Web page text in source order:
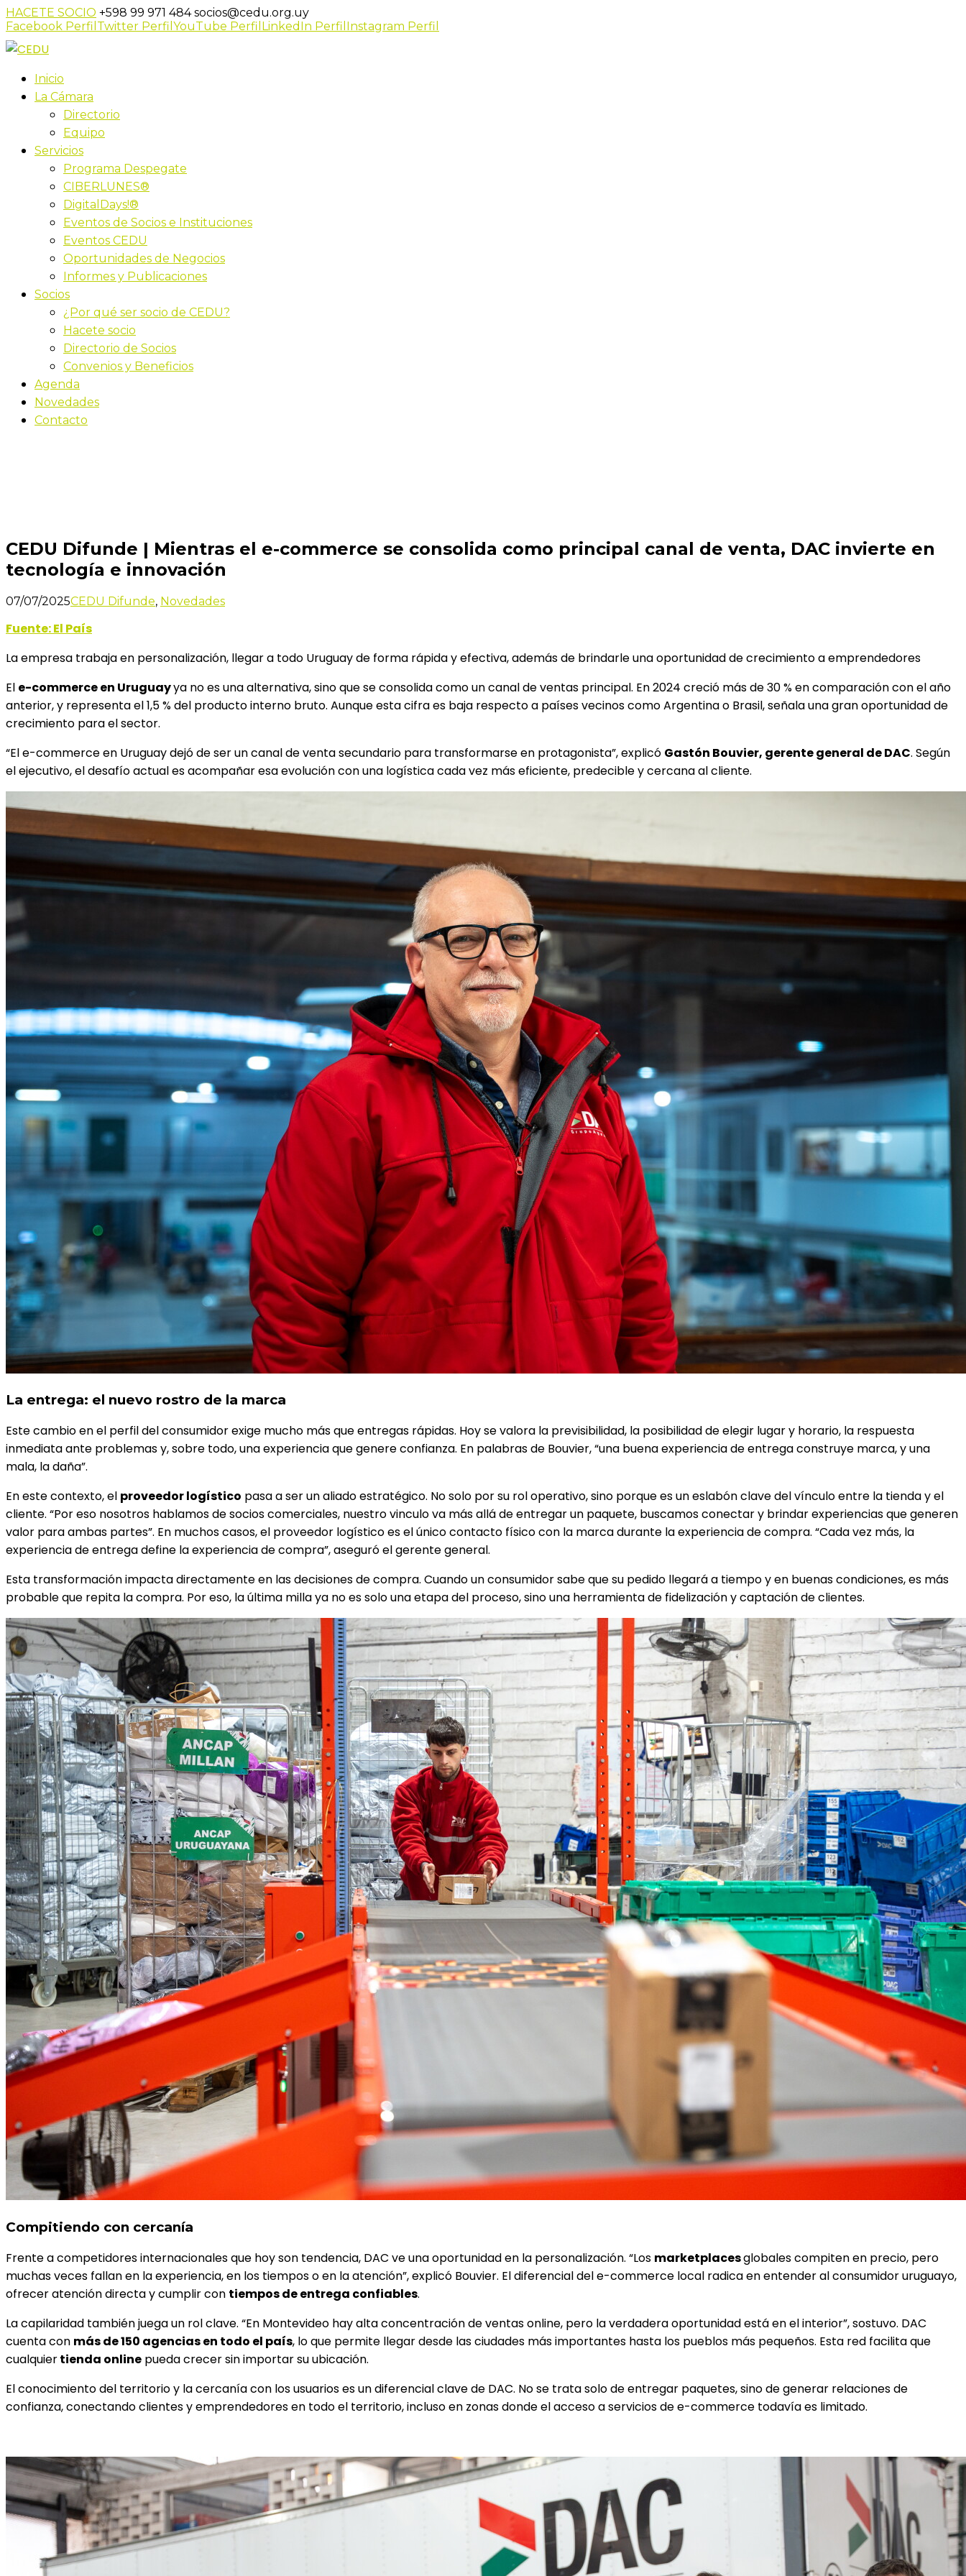
HACETE SOCIO +598 99 971 484socios@cedu.org.uy
Facebook Perfil Twitter Perfil YouTube Perfil LinkedIn Perfil Instagram Perfil
Inicio
La Cámara
Directorio
Equipo
Servicios
Programa Despegate
CIBERLUNES®
DigitalDays!®
Eventos de Socios e Instituciones
Eventos CEDU
Oportunidades de Negocios
Informes y Publicaciones
Socios
¿Por qué ser socio de CEDU?
Hacete socio
Directorio de Socios
Convenios y Beneficios
Agenda
Novedades
Contacto
CEDU Difunde | Mientras el e-commerce se consolida como principal canal de venta, DAC invierte en
tecnología e innovación
07/07/2025CEDU Difunde, Novedades
Fuente: El País
La empresa trabaja en personalización, llegar a todo Uruguay de forma rápida y efectiva, además de brindarle una oportunidad de crecimiento a emprendedores
El e-commerce en Uruguayya no es una alternativa, sino que se consolida como un canal de ventas principal. En 2024 creció más de 30 % en comparación con el año
anterior, y representa el 1,5 % del producto interno bruto. Aunque esta cifra es baja respecto a países vecinos como Argentina o Brasil, señala una gran oportunidad de
crecimiento para el sector.
“El e-commerce en Uruguay dejó de ser un canal de venta secundario para transformarse en protagonista”, explicó Gastón Bouvier, gerente general de DAC. Según
el ejecutivo, el desafío actual es acompañar esa evolución con una logística cada vez más eficiente, predecible y cercana al cliente.
La entrega: el nuevo rostro de la marca
Este cambio en el perfil del consumidor exige mucho más que entregas rápidas. Hoy se valora la previsibilidad, la posibilidad de elegir lugar y horario, la respuesta
inmediata ante problemas y, sobre todo, una experiencia que genere confianza. En palabras de Bouvier, “una buena experiencia de entrega construye marca, y una
mala, la daña”.
En este contexto, el proveedor logístico pasa a ser un aliado estratégico. No solo por su rol operativo, sino porque es un eslabón clave del vínculo entre la tienda y el
cliente. “Por eso nosotros hablamos de socios comerciales, nuestro vinculo va más allá de entregar un paquete, buscamos conectar y brindar experiencias que generen
valor para ambas partes”. En muchos casos, el proveedor logístico es el único contacto físico con la marca durante la experiencia de compra. “Cada vez más, la
experiencia de entrega define la experiencia de compra”, aseguró el gerente general.
Esta transformación impacta directamente en las decisiones de compra. Cuando un consumidor sabe que su pedido llegará a tiempo y en buenas condiciones, es más
probable que repita la compra. Por eso, la última milla ya no es solo una etapa del proceso, sino una herramienta de fidelización y captación de clientes.
Compitiendo con cercanía
Frente a competidores internacionales que hoy son tendencia, DAC ve una oportunidad en la personalización. “Los marketplacesglobales compiten en precio, pero
muchas veces fallan en la experiencia, en los tiempos o en la atención”, explicó Bouvier. El diferencial del e-commerce local radica en entender al consumidor uruguayo,
ofrecer atención directa y cumplir con tiempos de entrega confiables.
La capilaridad también juega un rol clave. “En Montevideo hay alta concentración de ventas online, pero la verdadera oportunidad está en el interior”, sostuvo. DAC
cuenta con más de 150 agencias en todo el país, lo que permite llegar desde las ciudades más importantes hasta los pueblos más pequeños. Esta red facilita que
cualquiertienda online pueda crecer sin importar su ubicación.
El conocimiento del territorio y la cercanía con los usuarios es un diferencial clave de DAC. No se trata solo de entregar paquetes, sino de generar relaciones de
confianza, conectando clientes y emprendedores en todo el territorio, incluso en zonas donde el acceso a servicios de e-commerce todavía es limitado.